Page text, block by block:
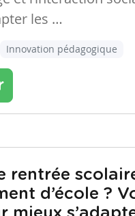
les …
Innovation pédagogique
rentrée
d’école ?